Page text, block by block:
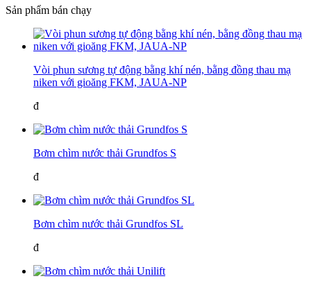
Sản phẩm bán chạy
Vòi phun sương tự động bằng khí nén, bằng đồng thau mạ
niken với gioăng FKM, JAUA-NP
đ
Bơm chìm nước thải Grundfos S
đ
Bơm chìm nước thải Grundfos SL
đ